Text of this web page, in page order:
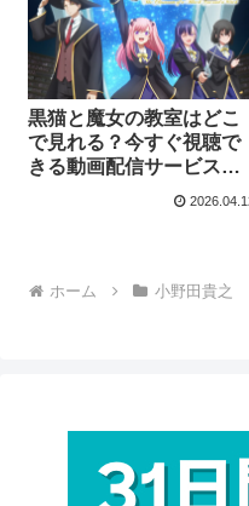
黒猫と魔女の教室はどこ
で見れる？今すぐ視聴で
きる動画配信サービスを
ホーム 小野田貴之